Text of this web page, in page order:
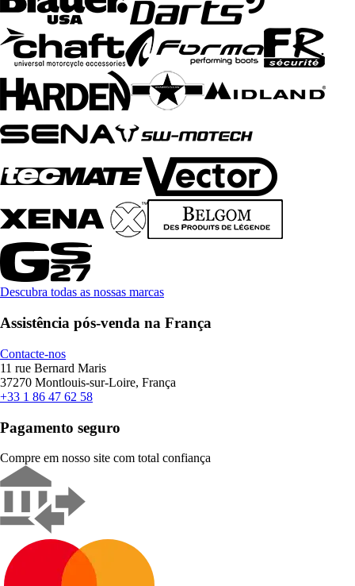
Descubra todas as nossas marcas
Assistência pós-venda na França
Contacte-nos
11 rue Bernard Maris
37270 Montlouis-sur-Loire, França
+33 1 86 47 62 58
Pagamento seguro
Compre em nosso site com total confiança